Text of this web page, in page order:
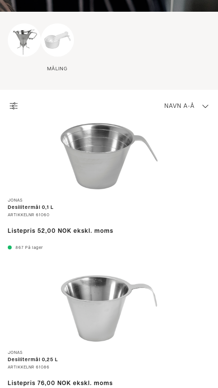
MÅLING
NAVN A-Å
JONAS
Desilitermål 0,1 L
ARTIKKELNR 61060
Listepris 52,00 NOK ekskl. moms
867 På lager
JONAS
Desilitermål 0,25 L
ARTIKKELNR 61086
Listepris 76,00 NOK ekskl. moms